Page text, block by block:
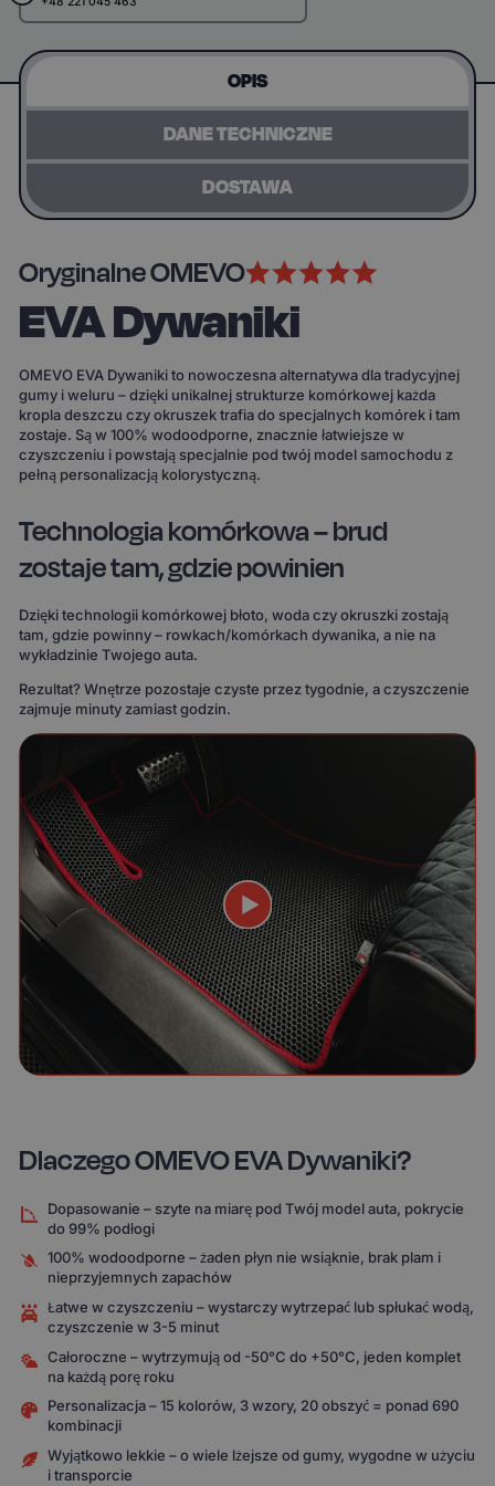
OPIS
DANE TECHNICZNE
DOSTAWA
Oryginalne OMEVO
EVA Dywaniki
OMEVO EVA Dywaniki to nowoczesna alternatywa dla tradycyjnej
gumy i weluru – dzięki unikalnej strukturze komórkowej każda
kropla deszczu czy okruszek trafia do specjalnych komórek i tam
zostaje. Są w 100% wodoodporne, znacznie łatwiejsze w
czyszczeniu i powstają specjalnie pod twój model samochodu z
pełną personalizacją kolorystyczną.
Technologia komórkowa – brud
zostaje tam, gdzie powinien
Dzięki technologii komórkowej błoto, woda czy okruszki zostają
tam, gdzie powinny – rowkach/komórkach dywanika, a nie na
wykładzinie Twojego auta.
Rezultat? Wnętrze pozostaje czyste przez tygodnie, a czyszczenie
zajmuje minuty zamiast godzin.
Dlaczego OMEVO EVA Dywaniki?
Dopasowanie – szyte na miarę pod Twój model auta, pokrycie
do 99% podłogi
100% wodoodporne – żaden płyn nie wsiąknie, brak plam i
nieprzyjemnych zapachów
Łatwe w czyszczeniu – wystarczy wytrzepać lub spłukać wodą,
czyszczenie w 3-5 minut
Całoroczne – wytrzymują od -50°C do +50°C, jeden komplet
na każdą porę roku
Personalizacja – 15 kolorów, 3 wzory, 20 obszyć = ponad 690
kombinacji
Wyjątkowo lekkie – o wiele lżejsze od gumy, wygodne w użyciu
i transporcie